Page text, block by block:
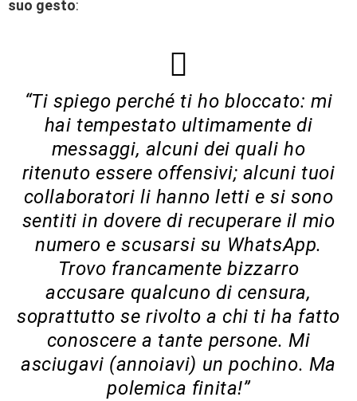
suo gesto:
“Ti spiego perché ti ho bloccato: mi
hai tempestato ultimamente di
messaggi, alcuni dei quali ho
ritenuto essere offensivi; alcuni tuoi
collaboratori li hanno letti e si sono
sentiti in dovere di recuperare il mio
numero e scusarsi su WhatsApp.
Trovo francamente bizzarro
accusare qualcuno di censura,
soprattutto se rivolto a chi ti ha fatto
conoscere a tante persone. Mi
asciugavi (annoiavi) un pochino. Ma
polemica finita!”